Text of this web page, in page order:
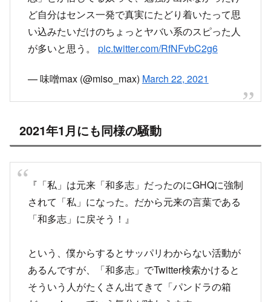
戦前「わたし」は「和多志」だったがGHQの強制
により「私」になった、というデマを信じて
Twitterでの一人称を「和多志」にしてる人が結構
で書かれた本を1冊も読んだことない層だけをタ
ーゲットにしてるあたり巧妙っちゃ巧妙。
— ystk (@lawkus)March 22, 2021
「わたくし」の当て字は用意されてないっぽいあ
たりも何とも。どこまで無茶なデマでどれだけの
馬鹿を騙せるか実験をしてる勢力があるのではな
— ystk (@lawkus)March 22, 2021